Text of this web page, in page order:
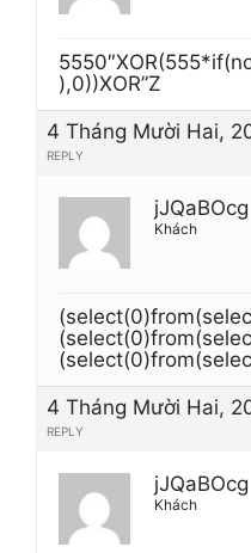
),0))XOR”Z
4 Tháng Mười Hai,
REPLY
jJQaBOcg
Khách
4 Tháng Mười Hai,
REPLY
jJQaBOcg
Khách